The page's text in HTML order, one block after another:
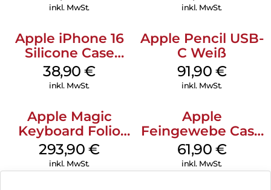
Transparent
inkl. MwSt.
Transparent
inkl. MwSt.
Apple iPhone 16
Silicone Case
MagSafe
Ultramarine
38,90€
inkl. MwSt.
Apple Pencil USB-
C Weiß
91,90 €
inkl. MwSt.
Apple Magic
Keyboard Folio
iPad 10.9″ (10.Gen.)
Weiß
293,90€
inkl. MwSt.
Apple
Feingewebe Case
iPhone 15 Pro
MagSafe Schwarz
61,90 €
inkl. MwSt.